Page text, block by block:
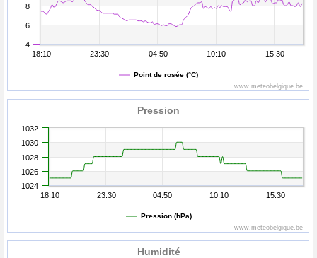
Point de rosée (°C)
18:10 23:30 04:50 10:10 15:30
4
6
8
www.meteobelgique.be
Pression
Pression (hPa)
18:10 23:30 04:50 10:10 15:30
1024
1026
1028
1030
1032
www.meteobelgique.be
Humidité